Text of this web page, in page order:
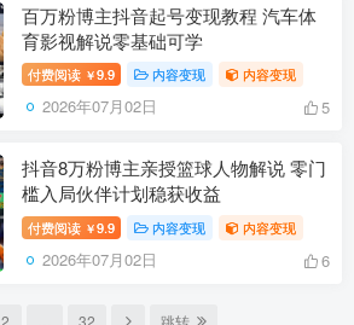
百万粉博主抖音起号变现教程 汽车体
育影视解说零基础可学
付费阅读 ￥9.9 内容变现 内容变现
2026年07月02日 5
抖音8万粉博主亲授篮球人物解说 零门
槛入局伙伴计划稳获收益
付费阅读 ￥9.9 内容变现 内容变现
2026年07月02日 6
2 32 跳转